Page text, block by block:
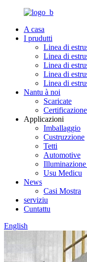
A casa
I prudutti
Linea di
Linea di
Linea di
Linea di
Linea di
Nantu à noi
Scaricate
Certificazione
Applicazioni
Imballaggio
Custruzzione
Tetti
Automotive
Usu Medicu
News
Casi Mostra
serviziu
Cuntattu
English